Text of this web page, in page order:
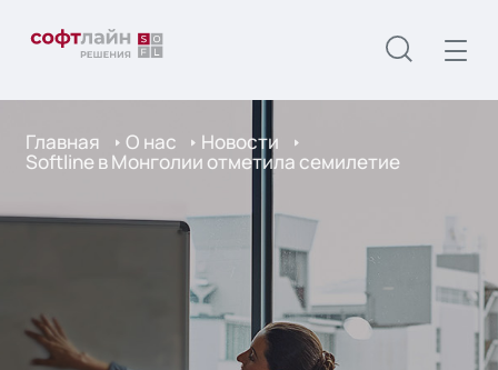
Главная О нас Новости
Softline в Монголии отметила семилетие